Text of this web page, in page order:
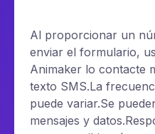
Al proporcionar un
enviar el formulario,
Animaker lo contacte
texto SMS.La
puede variar.Se
mensajes y